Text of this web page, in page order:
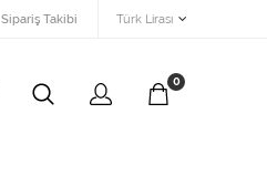
Türk Lirası
Sipariş Takibi
0